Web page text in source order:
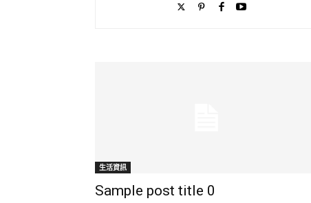
生活資訊
Sample post title 0